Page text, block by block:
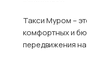
Такси Муром –
комфортных и
передвижения